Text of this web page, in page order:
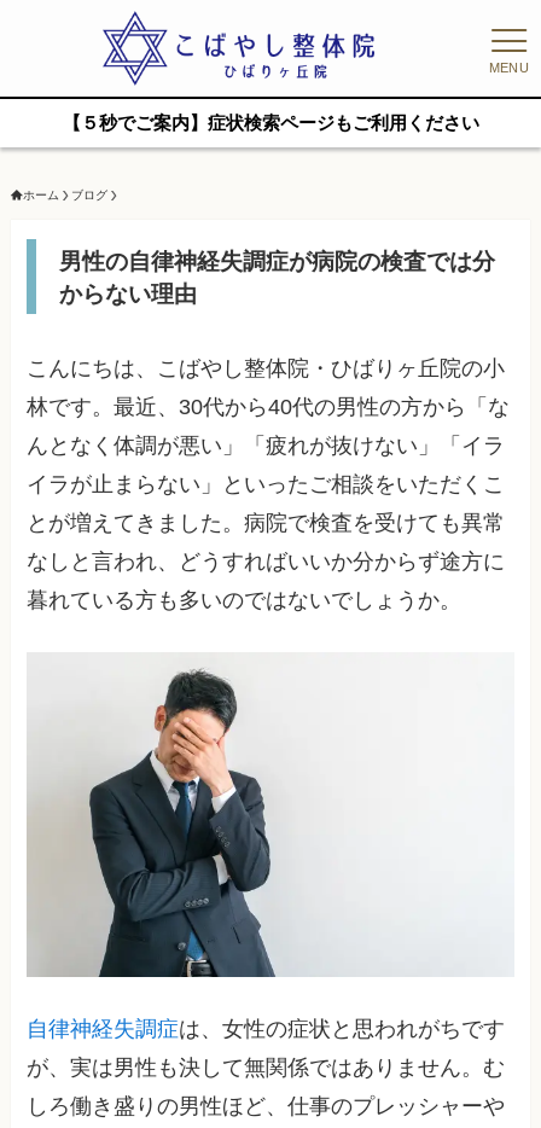
MENU
【５秒でご案内】症状検索ページもご利用ください
ホーム ブログ
男性の自律神経失調症が病院の検査では分
からない理由
こんにちは、こばやし整体院・ひばりヶ丘院の小
林です。最近、30代から40代の男性の方から「な
んとなく体調が悪い」「疲れが抜けない」「イラ
イラが止まらない」といったご相談をいただくこ
とが増えてきました。病院で検査を受けても異常
なしと言われ、どうすればいいか分からず途方に
暮れている方も多いのではないでしょうか。
自律神経失調症は、女性の症状と思われがちです
が、実は男性も決して無関係ではありません。む
しろ働き盛りの男性ほど、仕事のプレッシャーや